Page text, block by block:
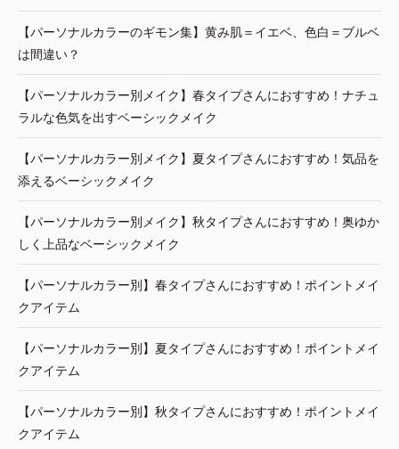
【パーソナルカラーのギモン集】黄み肌＝イエベ、色白＝ブルベ
は間違い？
【パーソナルカラー別メイク】春タイプさんにおすすめ！ナチュ
ラルな色気を出すベーシックメイク
【パーソナルカラー別メイク】夏タイプさんにおすすめ！気品を
添えるベーシックメイク
【パーソナルカラー別メイク】秋タイプさんにおすすめ！奥ゆか
しく上品なベーシックメイク
【パーソナルカラー別】春タイプさんにおすすめ！ポイントメイ
クアイテム
【パーソナルカラー別】夏タイプさんにおすすめ！ポイントメイ
クアイテム
【パーソナルカラー別】秋タイプさんにおすすめ！ポイントメイ
クアイテム